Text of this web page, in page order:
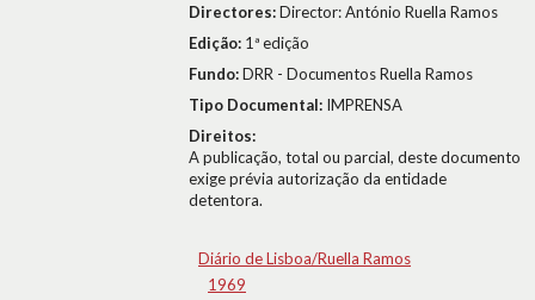
Directores:Director: António Ruella Ramos
Edição: 1ª edição
Fundo:DRR - Documentos Ruella Ramos
Tipo Documental: IMPRENSA
Direitos:
A publicação, total ou parcial, deste documento
exige prévia autorização da entidade
detentora.
Diário de Lisboa/Ruella Ramos
1969